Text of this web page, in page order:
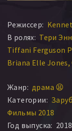
Режиссер:
В ролях: Тери
Tiffani Ferguson
Briana Elle Jones
Жанр: драма 😫
Категории:
Фильмы 2018
Год выпуска: 2018